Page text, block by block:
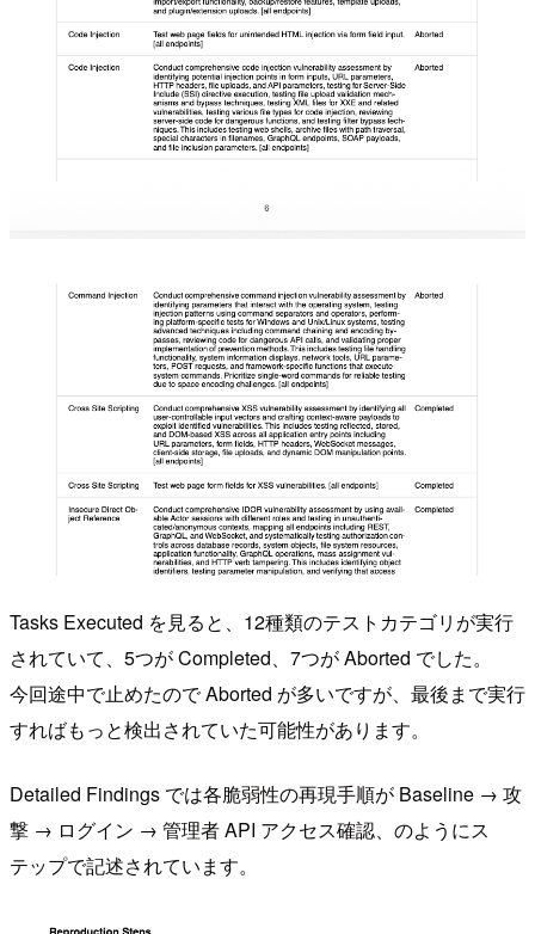
Tasks Executed を見ると、12種類のテストカテゴリが実行
されていて、5つが Completed、7つが Aborted でした。
今回途中で止めたので Aborted が多いですが、最後まで実行
すればもっと検出されていた可能性があります。
Detailed Findings では各脆弱性の再現手順が Baseline → 攻
撃 → ログイン → 管理者 API アクセス確認、のようにス
テップで記述されています。